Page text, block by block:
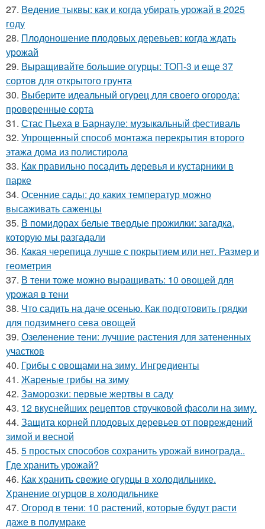
27. Ведение тыквы: как и когда убирать урожай в 2025
году
28. Плодоношение плодовых деревьев: когда ждать
урожай
29. Выращивайте большие огурцы: ТОП-3 и еще 37
сортов для открытого грунта
30. Выберите идеальный огурец для своего огорода:
проверенные сорта
31. Стас Пьеха в Барнауле: музыкальный фестиваль
32. Упрощенный способ монтажа перекрытия второго
этажа дома из полистирола
33. Как правильно посадить деревья и кустарники в
парке
34. Осенние сады: до каких температур можно
высаживать саженцы
35. В помидорах белые твердые прожилки: загадка,
которую мы разгадали
36. Какая черепица лучше с покрытием или нет. Размер и
геометрия
37. В тени тоже можно выращивать: 10 овощей для
урожая в тени
38. Что садить на даче осенью. Как подготовить грядки
для подзимнего сева овощей
39. Озеленение тени: лучшие растения для затененных
участков
40. Грибы с овощами на зиму. Ингредиенты
41. Жареные грибы на зиму
42. Заморозки: первые жертвы в саду
43. 12 вкуснейших рецептов стручковой фасоли на зиму.
44. Защита корней плодовых деревьев от повреждений
зимой и весной
45. 5 простых способов сохранить урожай винограда..
Где хранить урожай?
46. Как хранить свежие огурцы в холодильнике.
Хранение огурцов в холодильнике
47. Огород в тени: 10 растений, которые будут расти
даже в полумраке